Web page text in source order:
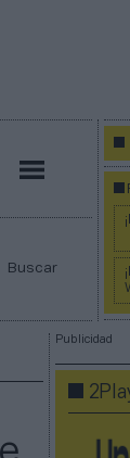
Buscar
Publicidad